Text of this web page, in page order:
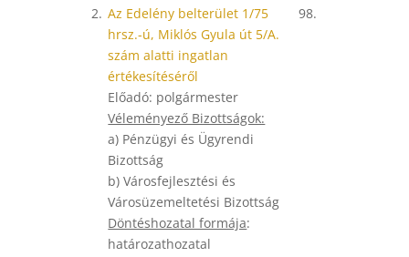
2. Az Edelény belterület 1/75
hrsz.-ú, Miklós Gyula út 5/A.
szám alatti ingatlan
értékesítéséről
Előadó: polgármester
Véleményező Bizottságok:
a) Pénzügyi és Ügyrendi
Bizottság
b) Városfejlesztési és
Városüzemeltetési Bizottság
Döntéshozatal formája:
határozathozatal
98.